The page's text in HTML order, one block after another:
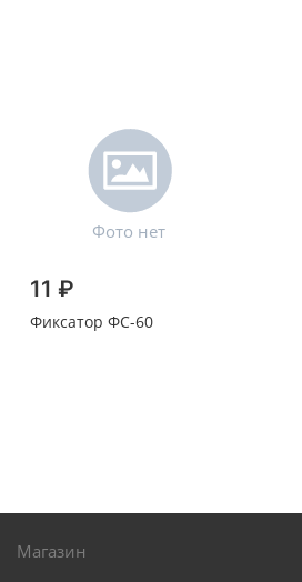
11 ₽
Фиксатор ФС-60
Магазин